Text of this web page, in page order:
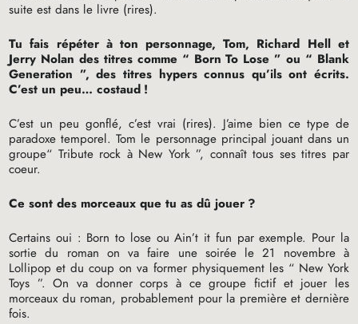
suite est dans le livre (rires).
Tu fais répéter à ton personnage, Tom, Richard Hell et
Jerry Nolan des titres comme “ Born To Lose ” ou “ Blank
Generation ”, des titres hypers connus qu’ils ont écrits.
C’est un peu… costaud !
C’est un peu gonflé, c’est vrai (rires). J’aime bien ce type de
paradoxe temporel. Tom le personnage principal jouant dans un
groupe“ Tribute rock à New York ”, connaît tous ses titres par
coeur.
Ce sont des morceaux que tu as dû jouer ?
Certains oui : Born to lose ou Ain’t it fun par exemple. Pour la
sortie du roman on va faire une soirée le 21 novembre à
Lollipop et du coup on va former physiquement les “ New York
Toys ”. On va donner corps à ce groupe fictif et jouer les
morceaux du roman, probablement pour la première et dernière
fois.